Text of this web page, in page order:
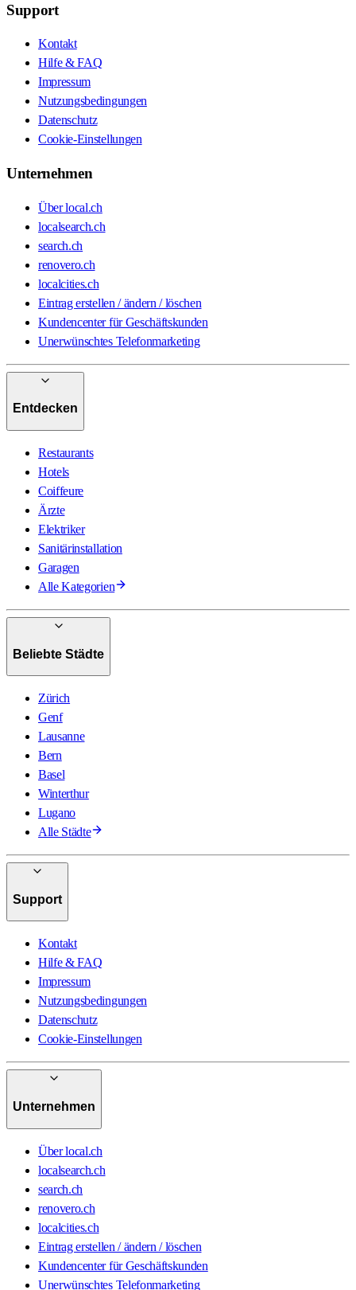
Support
Kontakt
Hilfe & FAQ
Impressum
Nutzungsbedingungen
Datenschutz
Cookie-Einstellungen
Unternehmen
Über local.ch
localsearch.ch
search.ch
renovero.ch
localcities.ch
Eintrag erstellen / ändern / löschen
Kundencenter für Geschäftskunden
Unerwünschtes Telefonmarketing
Entdecken
Restaurants
Hotels
Coiffeure
Ärzte
Elektriker
Sanitärinstallation
Garagen
Alle Kategorien
Beliebte Städte
Zürich
Genf
Lausanne
Bern
Basel
Winterthur
Lugano
Alle Städte
Support
Kontakt
Hilfe & FAQ
Impressum
Nutzungsbedingungen
Datenschutz
Cookie-Einstellungen
Unternehmen
Über local.ch
localsearch.ch
search.ch
renovero.ch
localcities.ch
Eintrag erstellen / ändern / löschen
Kundencenter für Geschäftskunden
Unerwünschtes Telefonmarketing